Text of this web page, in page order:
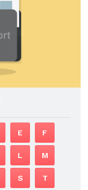
E F
L M
S T